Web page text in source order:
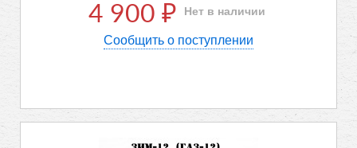
4 900 ₽ Нет в наличии
Сообщить о поступлении